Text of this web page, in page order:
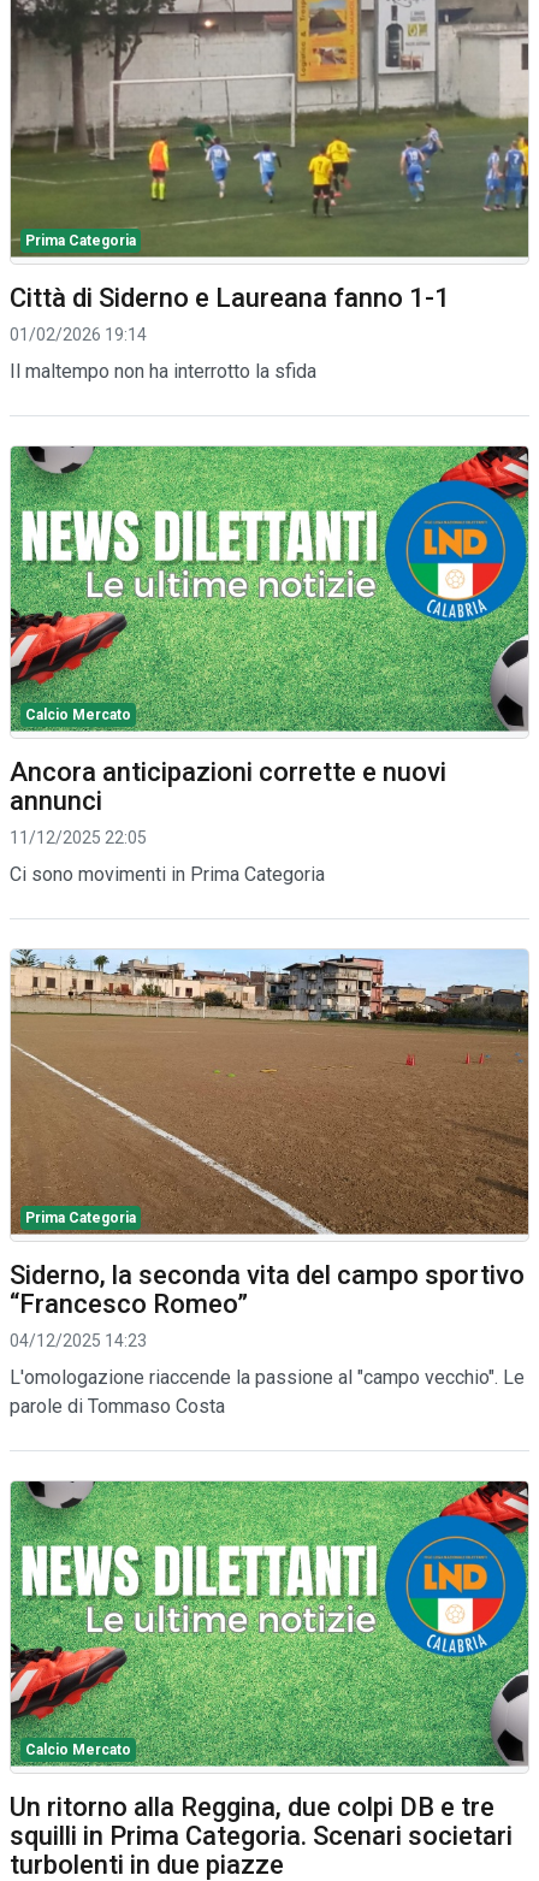
Prima Categoria
Città di Siderno e Laureana fanno 1-1
01/02/2026 19:14
Il maltempo non ha interrotto la sfida
Calcio Mercato
Ancora anticipazioni corrette e nuovi
annunci
11/12/2025 22:05
Ci sono movimenti in Prima Categoria
Prima Categoria
Siderno, la seconda vita del campo sportivo
“Francesco Romeo”
04/12/2025 14:23
L'omologazione riaccende la passione al "campo vecchio". Le
parole di Tommaso Costa
Calcio Mercato
Un ritorno alla Reggina, due colpi DB e tre
squilli in Prima Categoria. Scenari societari
turbolenti in due piazze